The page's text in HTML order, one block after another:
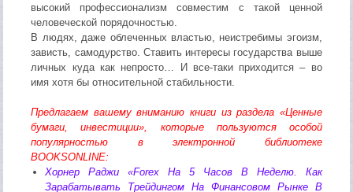
высокий профессионализм совместим с такой ценной
человеческой порядочностью.
В людях, даже облеченных властью, неистребимы эгоизм,
зависть, самодурство. Ставить интересы государства выше
личных куда как непросто… И все-таки приходится – во
имя хотя бы относительной стабильности.
Предлагаем вашему вниманию книги из раздела «Ценные
бумаги, инвестиции», которые пользуются особой
популярностью в электронной библиотеке
BOOKSONLINE:
Хорнер Раджи «Forex На 5 Часов В Неделю. Как
Зарабатывать Трейдингом На Финансовом Рынке В